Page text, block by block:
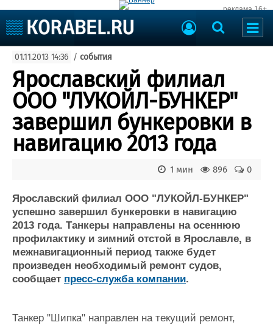
реклама 16+
Судоходство
Судоремонт
События
Пресс-релизы
Порты
ВМФ
Образование
Яхты и катера
Еще
Пульс
Новости
Компании
Репутация
Работа
Крюинг
Журнал
Доска объявлений
Продажа флота
Оборудование
Изделия
Материалы
Услуги
01.11.2013 14:36 / события
Ярославский филиал
ООО "ЛУКОЙЛ-БУНКЕР"
завершил бункеровки в
навигацию 2013 года
0
896
1 мин
Ярославский филиал ООО "ЛУКОЙЛ-БУНКЕР"
успешно завершил бункеровки в навигацию
2013 года. Танкеры направлены на осеннюю
профилактику и зимний отстой в Ярославле, в
межнавигационный период также будет
произведен необходимый ремонт судов,
сообщает пресс-служба компании.
Танкер "Шипка" направлен на текущий ремонт,